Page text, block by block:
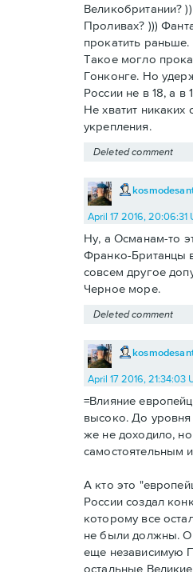
Великобритании?
Проливах? )))
прокатить
Такое могло
Гонконге. Но
России не в 18, а
Не хватит никаких
укрепления.
Deleted comment
April 17 2016, 20:06:31
Ну, а Османам-то
Франко-Британцы
совсем другое
Черное море.
Deleted comment
April 17 2016, 21:34:03
=Влияние
высоко. До
же не доходило,
самостоятельным
А кто это
России создал
которому все
не были должны.
еще независимую
остальные